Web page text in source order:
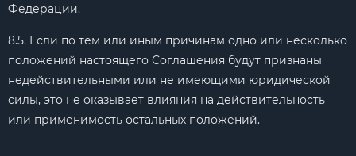
Федерации.
8.5. Если по тем или иным причинам одно или несколько
положений настоящего Соглашения будут признаны
недействительными или не имеющими юридической
силы, это не оказывает влияния на действительность
или применимость остальных положений.